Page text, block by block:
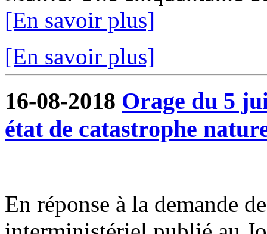
[En savoir plus]
[En savoir plus]
16-08-2018 Orage du 5
état de catastrophe
En réponse à la demande